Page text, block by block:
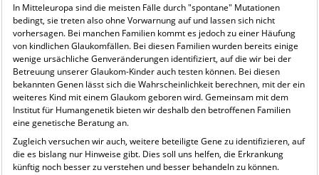
In Mitteleuropa sind die meisten Fälle durch "spontane" Mutationen
bedingt, sie treten also ohne Vorwarnung auf und lassen sich nicht
vorhersagen. Bei manchen Familien kommt es jedoch zu einer Häufung
von kindlichen Glaukomfällen. Bei diesen Familien wurden bereits einige
wenige ursächliche Genveränderungen identifiziert, auf die wir bei der
Betreuung unserer Glaukom-Kinder auch testen können. Bei diesen
bekannten Genen lässt sich die Wahrscheinlichkeit berechnen, mit der ein
weiteres Kind mit einem Glaukom geboren wird. Gemeinsam mit dem
Institut für Humangenetik bieten wir deshalb den betroffenen Familien
eine genetische Beratung an.
Zugleich versuchen wir auch, weitere beteiligte Gene zu identifizieren, auf
die es bislang nur Hinweise gibt. Dies soll uns helfen, die Erkrankung
künftig noch besser zu verstehen und besser behandeln zu können.